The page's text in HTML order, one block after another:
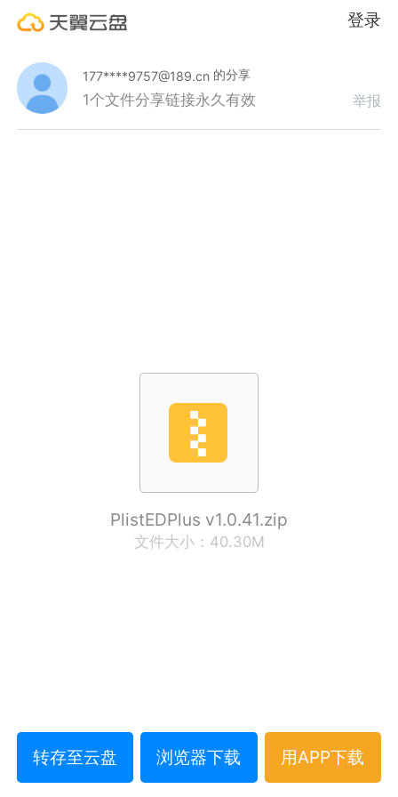
登录
177****9757@189.cn 的分享
1个文件分享链接永久有效 举报
PlistEDPlus v1.0.41.zip
文件大小：40.30M
转存至云盘 浏览器下载 用APP下载